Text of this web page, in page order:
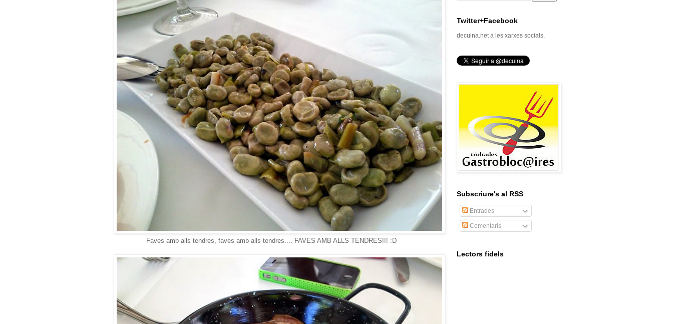
Faves amb alls tendres, faves amb alls tendres.... FAVES AMB ALLS TENDRES!!! :D
Twitter+Facebook
decuina.net a les xarxes socials.
Subscriure's al RSS
Entrades
Comentaris
Lectors fidels